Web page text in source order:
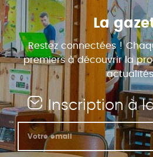
La
Restez connectées !
premiers à découvrir la
Inscription à